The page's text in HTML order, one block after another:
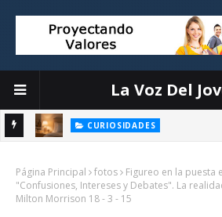
La Voz Del
CURIOSIDADES
complicaciones
Página Principal fotos
Figureo en la puesta
"Confusiones, Intereses y Debates". La
Milton Morrison 18 - 3 - 15